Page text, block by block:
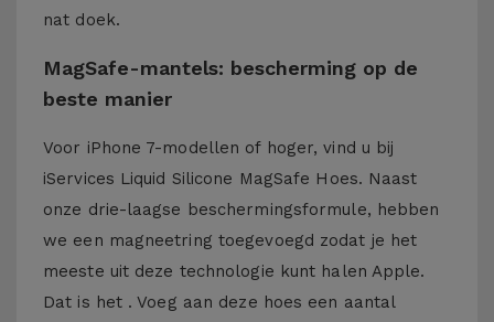
nat doek.
MagSafe-mantels: bescherming op de
beste manier
Voor iPhone 7-modellen of hoger, vind u bij
iServices Liquid Silicone MagSafe Hoes. Naast
onze drie-laagse beschermingsformule, hebben
we een magneetring toegevoegd zodat je het
meeste uit deze technologie kunt halen Apple.
Dat is het . Voeg aan deze hoes een aantal